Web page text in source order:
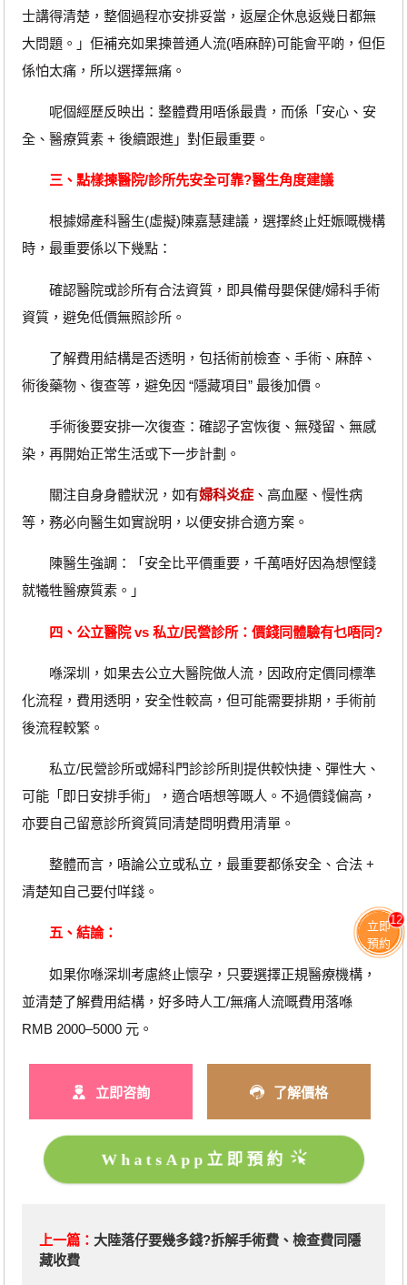
士講得清楚，整個過程亦安排妥當，返屋企休息返幾日都無
大問題。」佢補充如果揀普通人流(唔麻醉)可能會平啲，但佢
係怕太痛，所以選擇無痛。
呢個經歷反映出：整體費用唔係最貴，而係「安心、安
全、醫療質素 + 後續跟進」對佢最重要。
三、點樣揀醫院/診所先安全可靠?醫生角度建議
根據婦產科醫生(虛擬)陳嘉慧建議，選擇終止妊娠嘅機構
時，最重要係以下幾點：
確認醫院或診所有合法資質，即具備母嬰保健/婦科手術
資質，避免低價無照診所。
了解費用結構是否透明，包括術前檢查、手術、麻醉、
術後藥物、復查等，避免因 “隱藏項目” 最後加價。
手術後要安排一次復查：確認子宮恢復、無殘留、無感
染，再開始正常生活或下一步計劃。
關注自身身體狀況，如有婦科炎症、高血壓、慢性病
等，務必向醫生如實說明，以便安排合適方案。
陳醫生強調：「安全比平價重要，千萬唔好因為想慳錢
就犧牲醫療質素。」
四、公立醫院 vs 私立/民營診所：價錢同體驗有乜唔同?
喺深圳，如果去公立大醫院做人流，因政府定價同標準
化流程，費用透明，安全性較高，但可能需要排期，手術前
後流程較繁。
私立/民營診所或婦科門診診所則提供較快捷、彈性大、
可能「即日安排手術」，適合唔想等嘅人。不過價錢偏高，
亦要自己留意診所資質同清楚問明費用清單。
整體而言，唔論公立或私立，最重要都係安全、合法 +
清楚知自己要付咩錢。
五、結論：
如果你喺深圳考慮終止懷孕，只要選擇正規醫療機構，
並清楚了解費用結構，好多時人工/無痛人流嘅費用落喺
RMB 2000–5000 元。
立即咨詢 了解價格
WhatsApp立即預約
上一篇： 大陸落仔要幾多錢?拆解手術費、檢查費同隱
藏收費
立即
預約
12